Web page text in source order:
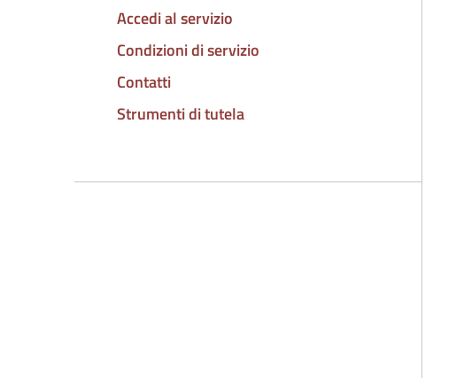
Accedi al servizio
Condizioni di servizio
Contatti
Strumenti di tutela